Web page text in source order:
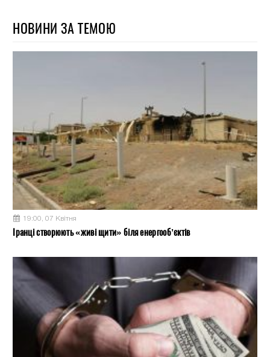
НОВИНИ ЗА ТЕМОЮ
19:00, 07 Квітня
Іранці створюють «живі щити» біля енергооб’єктів